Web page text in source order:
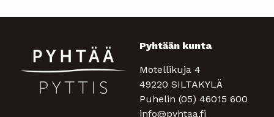
Pyhtään kunta
Motellikuja 4
49220 SILTAKYLÄ
Puhelin (05) 46015 600
info@pyhtaa.fi